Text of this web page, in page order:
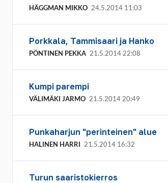
HÄGGMAN MIKKO 24.5.2014 11:03
Porkkala, Tammisaari ja Hanko
PÖNTINEN PEKKA 21.5.2014 22:08
Kumpi parempi
VÄLIMÄKI JARMO 21.5.2014 20:49
Punkaharjun "perinteinen" alue
HALINEN HARRI 21.5.2014 16:32
Turun saaristokierros